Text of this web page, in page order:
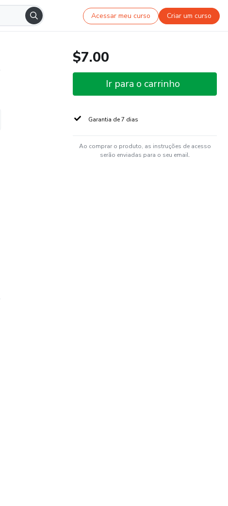
Acessar meu curso Criar um curso
$7.00
Ir para o carrinho
Garantia de 7 dias
Ao comprar o produto, as instruções de acesso
serão enviadas para o seu email.